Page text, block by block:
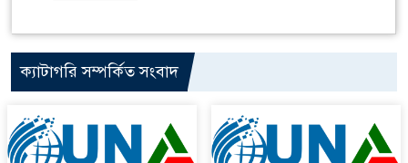
ক্যাটাগরি সম্পর্কিত সংবাদ